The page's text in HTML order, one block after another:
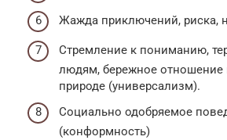
Жажда приключений, риска,
Стремление к пониманию,
людям, бережное
природе (универсализм).
Социально одобряемое
(конформность)